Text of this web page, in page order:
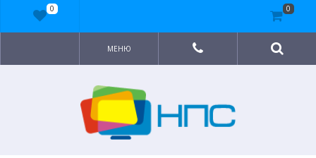
МЕНЮ
0 0